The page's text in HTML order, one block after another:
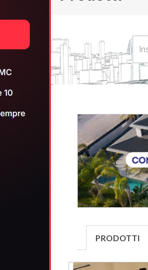
PRODOTTI